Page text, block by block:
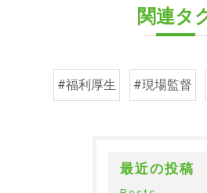
関連タ
#福利厚生 #現場監督
最近の投稿